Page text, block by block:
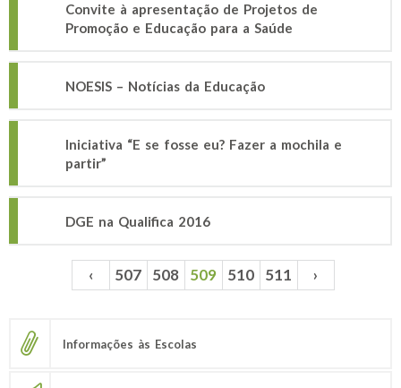
Convite à apresentação de Projetos de
Promoção e Educação para a Saúde
NOESIS – Notícias da Educação
Iniciativa “E se fosse eu? Fazer a mochila e
partir”
DGE na Qualifica 2016
Páginas ‹ 507 508 509 510 511 ›
Informações às Escolas